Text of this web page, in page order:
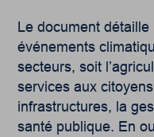
Le document
événements
secteurs, soit
services aux
infrastructures, la
santé publique. En